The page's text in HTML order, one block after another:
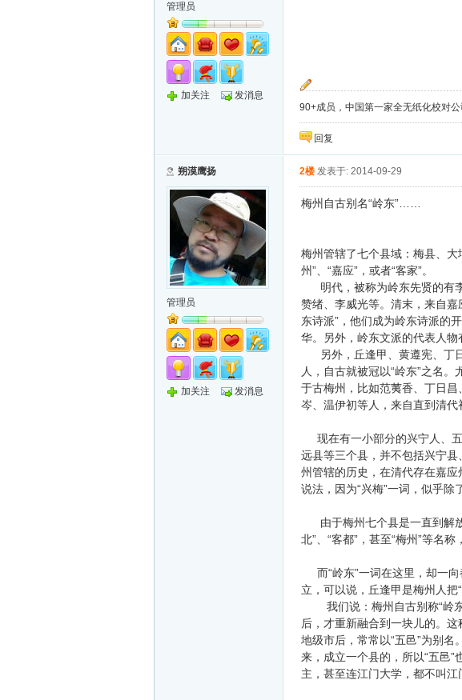
管理员
加关注 发消息
90+成员，中国第一家全无纸化校对
回复
朔漠鹰扬
管理员
加关注 发消息
2楼 发表于: 2014-09-29
梅州自古别名“岭东”……
梅州管辖了七个县域：梅县、大
州”、“嘉应”，或者“客家”。
明代，被称为岭东先贤的有李
赞绪、李威光等。清末，来自
东诗派”，他们成为岭东诗派的
华。另外，岭东文派的代表人物
另外，丘逢甲、黄遵宪、丁日
人，自古就被冠以“岭东”之名
于古梅州，比如范荑香、丁日
岑、温伊初等人，来自直到清代
现在有一小部分的兴宁人、五
远县等三个县，并不包括兴宁
州管辖的历史，在清代存在嘉
说法，因为“兴梅”一词，似乎除
由于梅州七个县是一直到解放
北”、“客都”，甚至“梅州”等名
而“岭东”一词在这里，却一向
立，可以说，丘逢甲是梅州人把
我们说：梅州自古别称“岭东
后，才重新融合到一块儿的。
地级市后，常常以“五邑”为别
来，成立一个县的，所以“五邑”
主，甚至连江门大学，都不叫江